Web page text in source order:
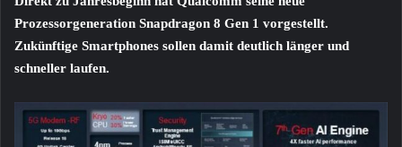
eine
E-
Mail
Prozessorgeneration Snapdragon 8 Gen 1 vorgestellt.
Zukünftige Smartphones sollen damit deutlich länger und
schneller laufen.